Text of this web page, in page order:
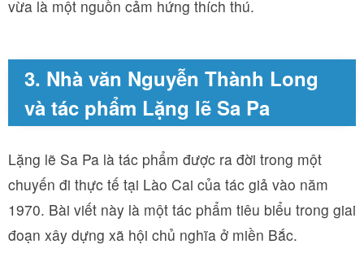
vừa là một nguồn cảm hứng thích thú.
3. Nhà văn Nguyễn Thành Long
và tác phẩm Lặng lẽ Sa Pa
Lặng lẽ Sa Pa là tác phẩm được ra đời trong một
chuyến đi thực tế tại Lào Cai của tác giả vào năm
1970. Bài viết này là một tác phẩm tiêu biểu trong giai
đoạn xây dựng xã hội chủ nghĩa ở miền Bắc.